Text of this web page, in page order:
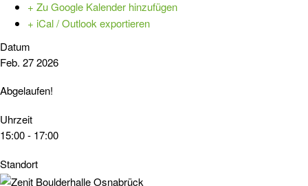
+ Zu Google Kalender hinzufügen
+ iCal / Outlook exportieren
Datum
Feb. 27 2026
Abgelaufen!
Uhrzeit
15:00 - 17:00
Standort